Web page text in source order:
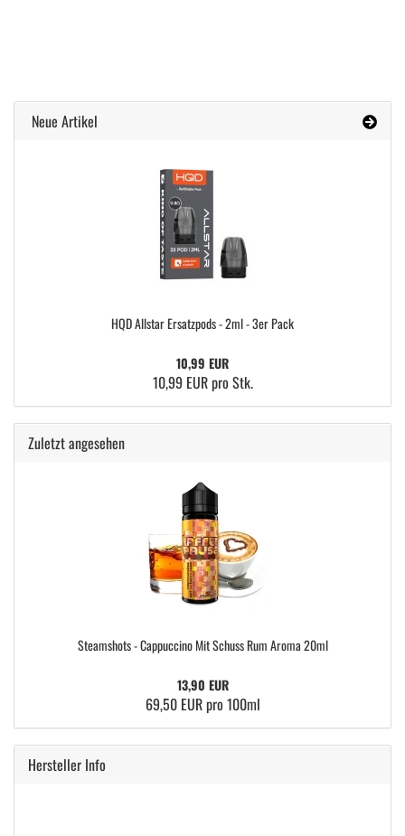
Neue Artikel
HQD Allstar Ersatzpods - 2ml - 3er Pack
10,99 EUR
10,99 EUR pro Stk.
Zuletzt angesehen
Steamshots - Cappuccino Mit Schuss Rum Aroma 20ml
13,90 EUR
69,50 EUR pro 100ml
Hersteller Info